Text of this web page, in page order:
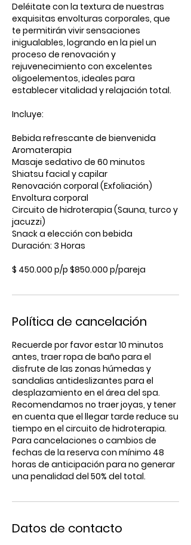
Deléitate con la textura de nuestras
exquisitas envolturas corporales, que
te permitirán vivir sensaciones
inigualables, logrando en la piel un
proceso de renovación y
rejuvenecimiento con excelentes
oligoelementos, ideales para
establecer vitalidad y relajación total.
Incluye:
Bebida refrescante de bienvenida
Aromaterapia
Masaje sedativo de 60 minutos
Shiatsu facial y capilar
Renovación corporal (Exfoliación)
Envoltura corporal
Circuito de hidroterapia (Sauna, turco y
jacuzzi)
Snack a elección con bebida
Duración: 3 Horas
$ 450.000 p/p $850.000 p/pareja
Política de cancelación
Recuerde por favor estar 10 minutos
antes, traer ropa de baño para el
disfrute de las zonas húmedas y
sandalias antideslizantes para el
desplazamiento en el área del spa.
Recomendamos no traer joyas, y tener
en cuenta que el llegar tarde reduce su
tiempo en el circuito de hidroterapia.
Para cancelaciones o cambios de
fechas de la reserva con mínimo 48
horas de anticipación para no generar
Datos de contacto